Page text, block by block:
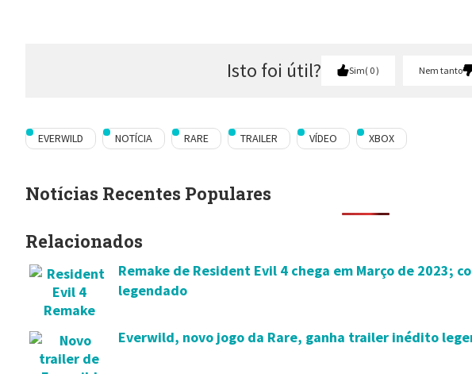
Isto foi útil? Sim 0 Nem tanto
EVERWILD NOTÍCIA RARE TRAILER VÍDEO XBOX
Notícias Recentes Populares
Relacionados
Remake de Resident Evil 4 chega em Março de 2023;
legendado
Everwild, novo jogo da Rare, ganha trailer inédito